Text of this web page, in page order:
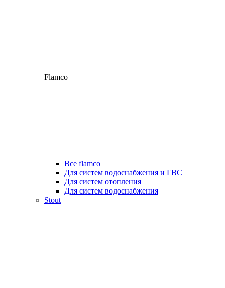
Flamco
Все flamco
Для систем водоснабжения и ГВС
Для систем отопления
Для систем водоснабжения
Stout